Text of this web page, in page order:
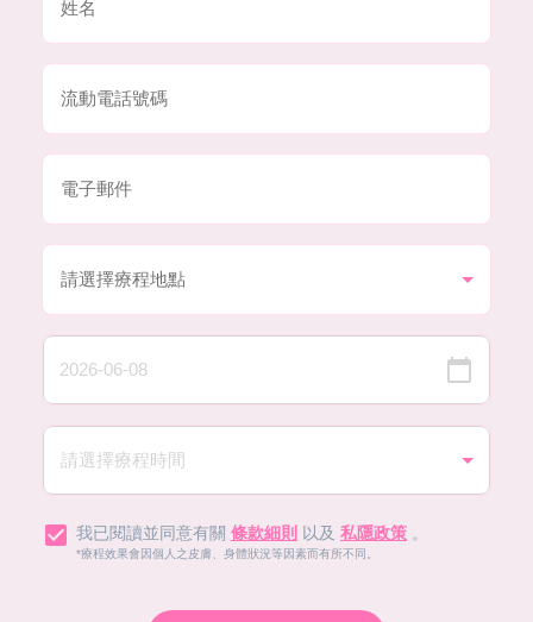
我已閱讀並同意有關 條款細則 以及 私隱政策 。
*療程效果會因個人之皮膚、身體狀況等因素而有所不同。